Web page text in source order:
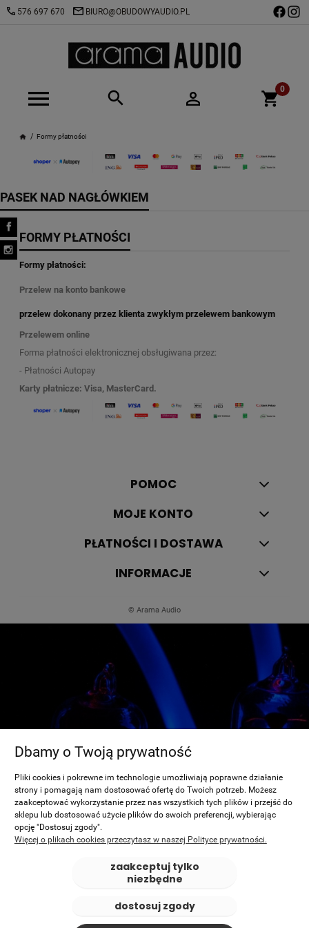
576 697 670 BIURO@OBUDOWYAUDIO.PL
Formy płatności
PASEK NAD NAGŁÓWKIEM
FORMY PŁATNOŚCI
Formy płatności:
Przelew na konto bankowe
przelew dokonany przez klienta zwykłym przelewem bankowym
Przelewem online
Forma płatności elektronicznej obsługiwana przez:
- Płatności Autopay
Karty płatnicze: Visa, MasterCard.
POMOC
MOJE KONTO
PŁATNOŚCI I DOSTAWA
INFORMACJE
© Arama Audio
Dbamy o Twoją prywatność
Pliki cookies i pokrewne im technologie umożliwiają poprawne działanie
strony i pomagają nam dostosować ofertę do Twoich potrzeb. Możesz
zaakceptować wykorzystanie przez nas wszystkich tych plików i przejść do
sklepu lub dostosować użycie plików do swoich preferencji, wybierając
opcję "Dostosuj zgody".
Więcej o plikach cookies przeczytasz w naszej Polityce prywatności.
zaakceptuj tylko
niezbędne
dostosuj zgody